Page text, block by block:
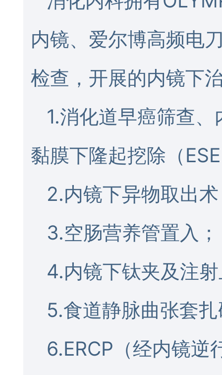
内镜、爱尔博高频电
检查，开展的内镜下
1.消化道早癌筛查
黏膜下隆起挖除（
2.内镜下异物取出
3.空肠营养管置入；
4.内镜下钛夹及注
5.食道静脉曲张套
6.ERCP（经内镜逆